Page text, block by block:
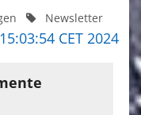
Newsletter
CET 2024